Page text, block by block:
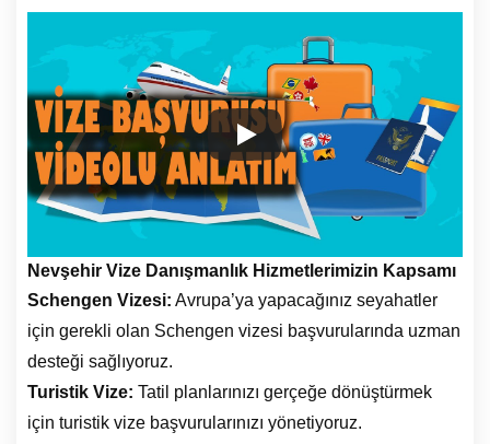
Nevşehir Vize Danışmanlık Hizmetlerimizin Kapsamı
Schengen Vizesi: Avrupa’ya yapacağınız seyahatler
için gerekli olan Schengen vizesi başvurularında uzman
desteği sağlıyoruz.
Turistik Vize: Tatil planlarınızı gerçeğe dönüştürmek
için turistik vize başvurularınızı yönetiyoruz.